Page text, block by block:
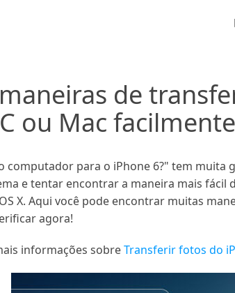
de
ou Mac facilmente
para o iPhone 6?" tem muita
e tentar encontrar a maneira mais fácil
X. Aqui você pode encontrar muitas
agora!
informações sobreTransferir fotos do